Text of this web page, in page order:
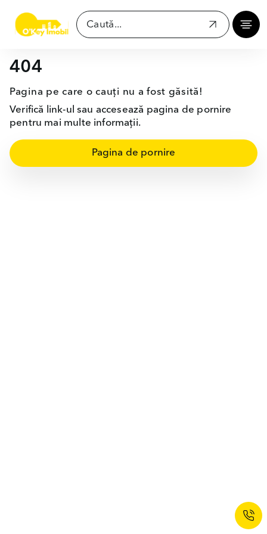
404
Pagina pe care o cauți nu a fost găsită!
Verifică link-ul sau accesează pagina de pornire
pentru mai multe informații.
Pagina de pornire